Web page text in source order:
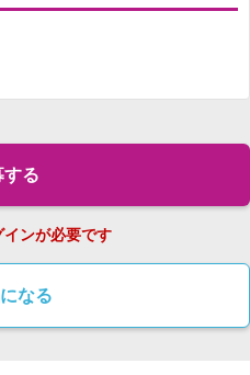
する
ンが必要です
なる